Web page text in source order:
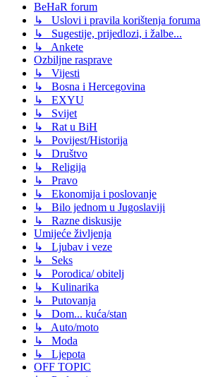
BeHaR forum
↳ Uslovi i pravila korištenja foruma
↳ Sugestije, prijedlozi, i žalbe...
↳ Ankete
Ozbiljne rasprave
↳ Vijesti
↳ Bosna i Hercegovina
↳ EXYU
↳ Svijet
↳ Rat u BiH
↳ Povijest/Historija
↳ Društvo
↳ Religija
↳ Pravo
↳ Ekonomija i poslovanje
↳ Bilo jednom u Jugoslaviji
↳ Razne diskusije
Umijeće življenja
↳ Ljubav i veze
↳ Seks
↳ Porodica/ obitelj
↳ Kulinarika
↳ Putovanja
↳ Dom... kuća/stan
↳ Auto/moto
↳ Moda
↳ Ljepota
OFF TOPIC